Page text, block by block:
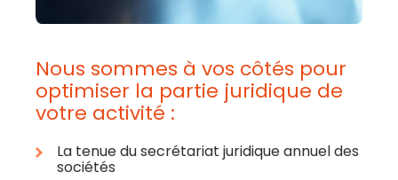
Nous sommes à vos côtés pour
optimiser la partie juridique de
votre activité :
La tenue du secrétariat juridique annuel des
sociétés